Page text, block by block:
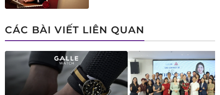
CÁC BÀI VIẾT LIÊN QUAN